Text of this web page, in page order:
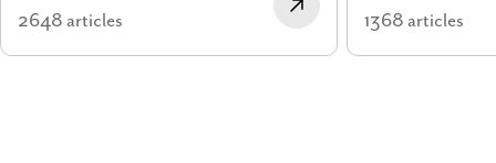
2648 articles
1368 articles